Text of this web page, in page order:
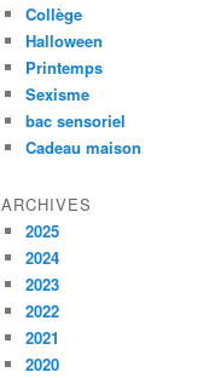
Collège
Halloween
Printemps
Sexisme
bac sensoriel
Cadeau maison
ARCHIVES
2025
2024
2023
2022
2021
2020